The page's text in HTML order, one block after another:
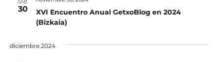
SÁB
30
XVI Encuentro Anual GetxoBlog en 2024
(Bizkaia)
diciembre 2024